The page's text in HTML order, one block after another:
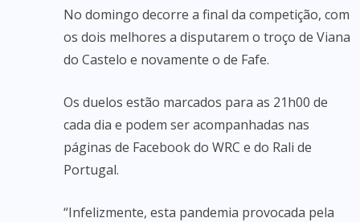
No domingo decorre a final da competição, com
os dois melhores a disputarem o troço de Viana
do Castelo e novamente o de Fafe.
Os duelos estão marcados para as 21h00 de
cada dia e podem ser acompanhadas nas
páginas de Facebook do WRC e do Rali de
Portugal.
“Infelizmente, esta pandemia provocada pela